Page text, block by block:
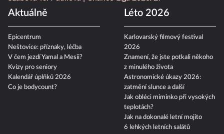
Aktuálně
Epicentrum
Neštovice: příznaky, léčba
V čem jezdí Yamal a Mesii?
Kvízy pro seniory
Kalendář úplňků 2026
Co je bodycount?
Léto 2026
Karlovarský filmový festival
2026
Znamení, že jste potkali někoho
z minulého života
Astronomické úkazy 2026:
zatmění slunce a další
Jak obléci miminko při vysokých
teplotách?
Jak na dokonalé letní mojito
6 lehkých letních salátů